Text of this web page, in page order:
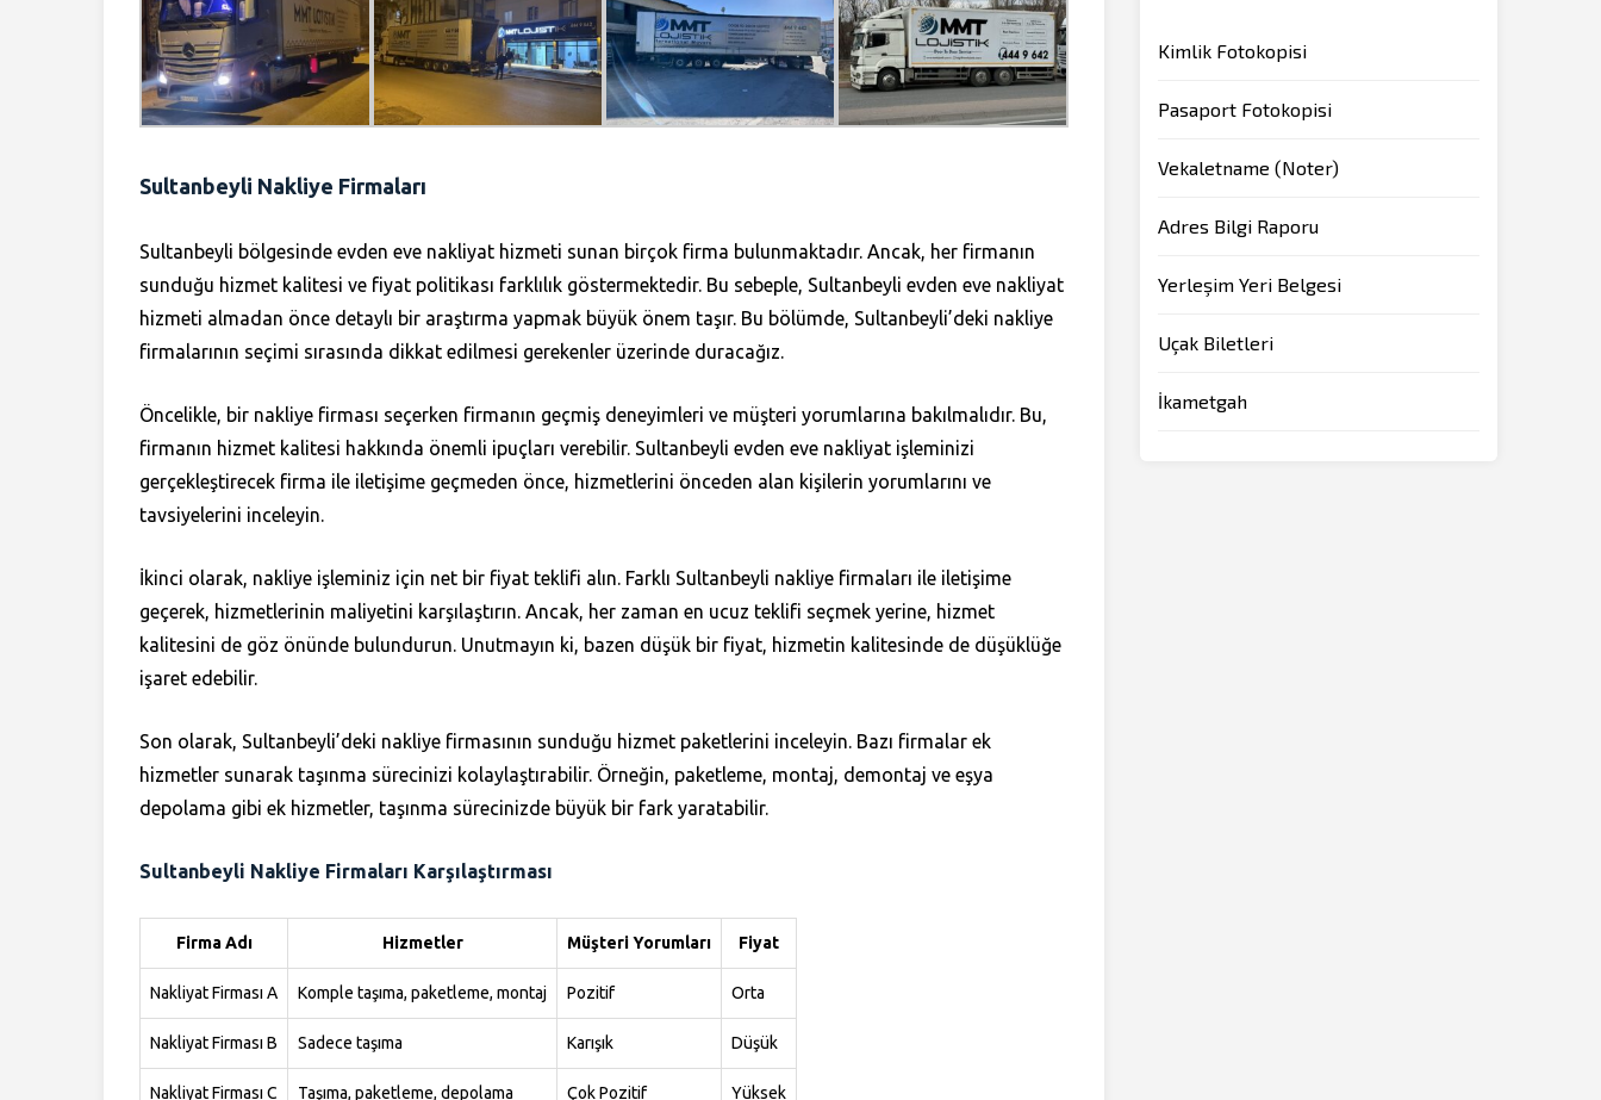
Sultanbeyli Nakliye Firmaları
Sultanbeyli bölgesinde evden eve nakliyat hizmeti sunan birçok firma bulunmaktadır. Ancak, her firmanın
sunduğu hizmet kalitesi ve fiyat politikası farklılık göstermektedir. Bu sebeple, Sultanbeyli evden eve nakliyat
hizmeti almadan önce detaylı bir araştırma yapmak büyük önem taşır. Bu bölümde, Sultanbeyli’deki nakliye
firmalarının seçimi sırasında dikkat edilmesi gerekenler üzerinde duracağız.
Öncelikle, bir nakliye firması seçerken firmanın geçmiş deneyimleri ve müşteri yorumlarına bakılmalıdır. Bu,
firmanın hizmet kalitesi hakkında önemli ipuçları verebilir. Sultanbeyli evden eve nakliyat işleminizi
gerçekleştirecek firma ile iletişime geçmeden önce, hizmetlerini önceden alan kişilerin yorumlarını ve
tavsiyelerini inceleyin.
İkinci olarak, nakliye işleminiz için net bir fiyat teklifi alın. Farklı Sultanbeyli nakliye firmaları ile iletişime
geçerek, hizmetlerinin maliyetini karşılaştırın. Ancak, her zaman en ucuz teklifi seçmek yerine, hizmet
kalitesini de göz önünde bulundurun. Unutmayın ki, bazen düşük bir fiyat, hizmetin kalitesinde de düşüklüğe
işaret edebilir.
Son olarak, Sultanbeyli’deki nakliye firmasının sunduğu hizmet paketlerini inceleyin. Bazı firmalar ek
hizmetler sunarak taşınma sürecinizi kolaylaştırabilir. Örneğin, paketleme, montaj, demontaj ve eşya
depolama gibi ek hizmetler, taşınma sürecinizde büyük bir fark yaratabilir.
Sultanbeyli Nakliye Firmaları Karşılaştırması
Firma Adı Hizmetler Müşteri Yorumları Fiyat
Nakliyat Firması A Komple taşıma, paketleme, montaj Pozitif Orta
Nakliyat Firması B Sadece taşıma Karışık Düşük
Nakliyat Firması C Taşıma, paketleme, depolama Çok Pozitif Yüksek
Kimlik Fotokopisi
Pasaport Fotokopisi
Vekaletname (Noter)
Adres Bilgi Raporu
Yerleşim Yeri Belgesi
Uçak Biletleri
İkametgah